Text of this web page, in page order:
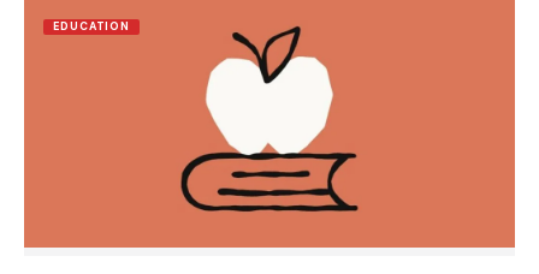
EDUCATION